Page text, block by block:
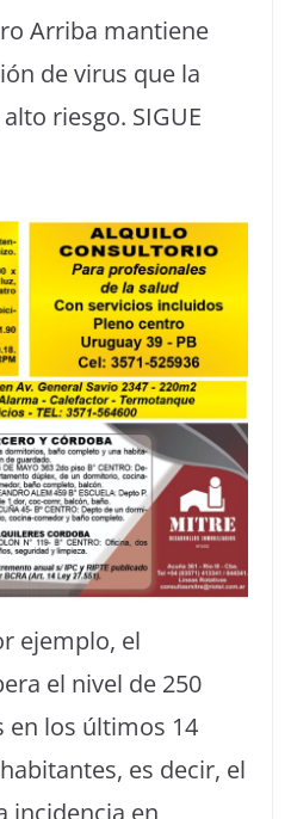
Arriba mantiene
de virus que la
riesgo. SIGUE
ejemplo, el
el nivel de 250
en los últimos 14
es decir, el